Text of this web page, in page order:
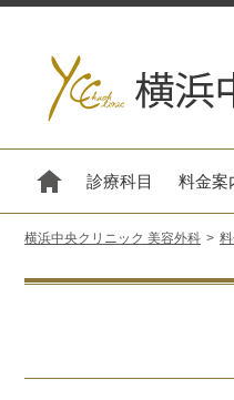
診療科目 料金案
横浜中央クリニック 美容外科